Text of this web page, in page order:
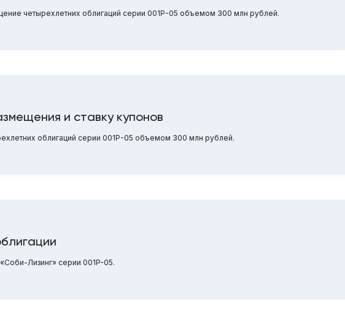
четырехлетних облигаций серии 001Р-05 объемом 300 млн рублей.
и ставку купонов
облигаций серии 001Р-05 объемом 300 млн рублей.
Лизинг» серии 001P-05.